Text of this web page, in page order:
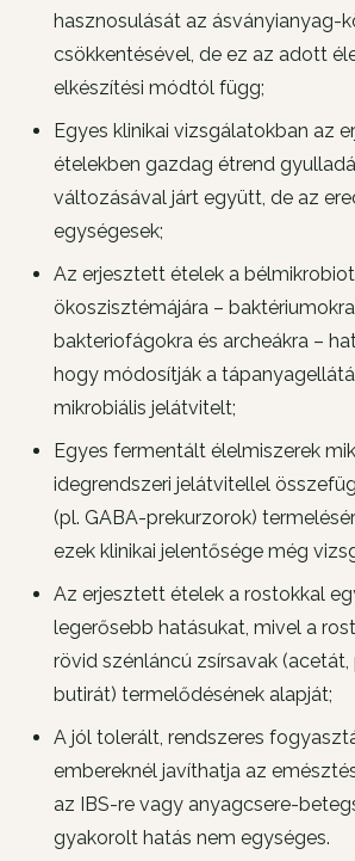
hasznosulását az ásványianyag-
csökkentésével, de ez az adott
elkészítési módtól függ;
Egyes klinikai vizsgálatokban az
ételekben gazdag étrend
változásával járt együtt, de az
egységesek;
Az erjesztett ételek a
ökoszisztémájára –
bakteriofágokra és archeákra –
hogy módosítják a
mikrobiális jelátvitelt;
Egyes fermentált élelmiszerek
idegrendszeri jelátvitellel
(pl. GABA-prekurzorok)
ezek klinikai jelentősége még
Az erjesztett ételek a rostokkal
legerősebb hatásukat, mivel a
rövid szénláncú zsírsavak (acetát,
butirát) termelődésének alapját;
A jól tolerált, rendszeres
embereknél javíthatja az
az IBS-re vagy anyagcsere-
gyakorolt hatás nem egységes.